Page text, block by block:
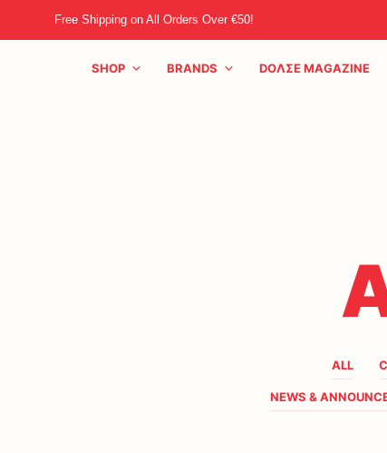
Free Shipping on All Orders Over €50!
SHOP BRANDS DOΛΣE MAGAZINE
ALL
NEWS &